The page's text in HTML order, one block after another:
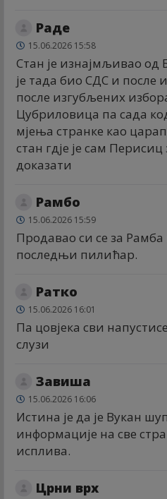
Раде
15.06.2026 15:58
Стан је изнајмљивао од
је тада био СДС и после
после изгубљених
Цубриловица па сада
мјења странке као
стан гдје је сам Перисиц
доказати
Рамбо
15.06.2026 15:59
Продавао си се за Рамба
последњи пилићар.
Ратко
15.06.2026 16:01
Па цовјека сви
слузи
Завиша
15.06.2026 16:06
Истина је да је Вукан
информације на све
исплива.
Црни врх